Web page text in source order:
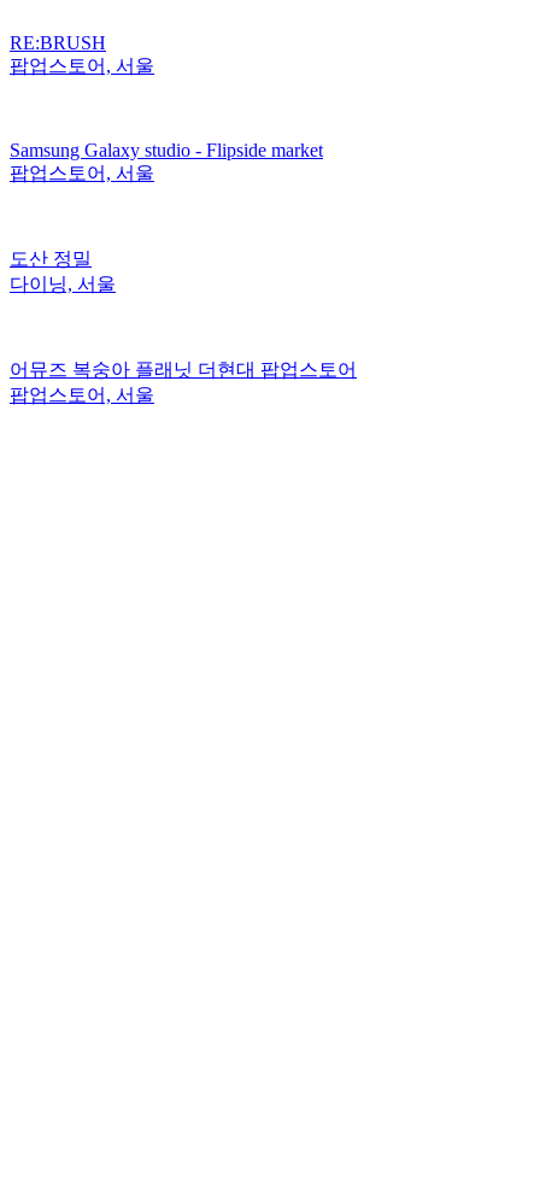
RE:BRUSH
팝업스토어, 서울
Samsung Galaxy studio - Flipside market
팝업스토어, 서울
도산 정밀
다이닝, 서울
어뮤즈 복숭아 플래닛 더현대 팝업스토어
팝업스토어, 서울